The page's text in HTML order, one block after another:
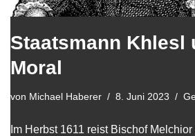
Staatsmann Khlesl
Moral
von Michael Haberer 8. Juni 2023
Im Herbst 1611 reist Bischof